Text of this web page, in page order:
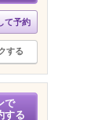
て予約
する
で
する